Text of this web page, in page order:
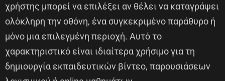
χρήστης μπορεί να επιλέξει αν θέλει να καταγράψει
ολόκληρη την οθόνη, ένα συγκεκριμένο παράθυρο ή
μόνο μια επιλεγμένη περιοχή. Αυτό το
χαρακτηριστικό είναι ιδιαίτερα χρήσιμο για τη
δημιουργία εκπαιδευτικών βίντεο, παρουσιάσεων